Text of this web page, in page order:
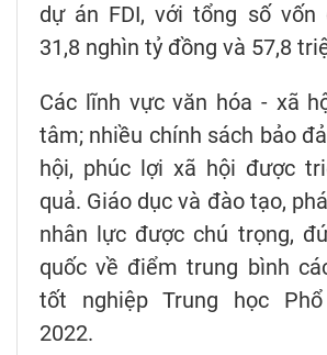
dự án FDI, với tổng số vốn
31,8 nghìn tỷ đồng và 57,8
Các lĩnh vực văn hóa - xã
tâm; nhiều chính sách bảo
hội, phúc lợi xã hội được
quả. Giáo dục và đào tạo,
nhân lực được chú trọng,
quốc về điểm trung bình
tốt nghiệp Trung học
2022.